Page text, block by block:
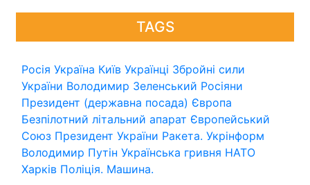
TAGS
Росія Україна Київ Українці Збройні сили
України Володимир Зеленський Росіяни
Президент (державна посада) Європа
Безпілотний літальний апарат Європейський
Союз Президент України Ракета. Укрінформ
Володимир Путін Українська гривня НАТО
Харків Поліція. Машина.